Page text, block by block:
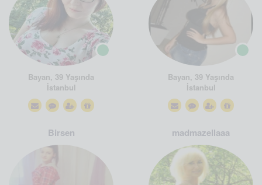
Bayan, 39 Yaşında
İstanbul
Bayan, 39 Yaşında
İstanbul
Birsen madmazellaaa